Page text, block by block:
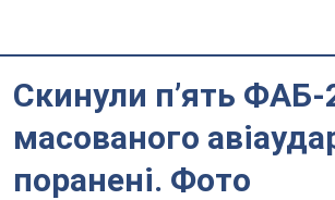
Скинули пʼять ФАБ-
масованого
поранені. Фото